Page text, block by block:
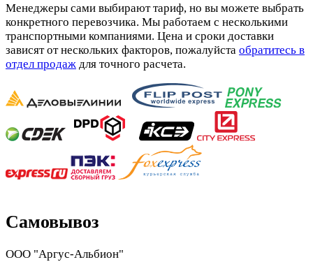
Менеджеры сами выбирают тариф, но вы можете выбрать
конкретного перевозчика. Мы работаем с несколькими
транспортными компаниями. Цена и сроки доставки
зависят от нескольких факторов, пожалуйста обратитесь в
отдел продаж для точного расчета.
Самовывоз
ООО "Аргус-Альбион"